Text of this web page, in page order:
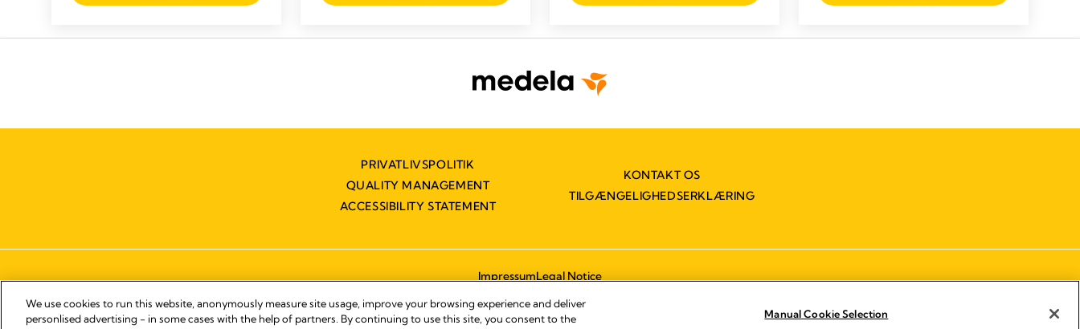
PRIVATLIVSPOLITIK
QUALITY MANAGEMENT
ACCESSIBILITY STATEMENT
KONTAKT OS
TILGÆNGELIGHEDSERKLÆRING
ImpressumLegal Notice
We use cookies to run this website, anonymously measure site usage, improve your browsing experience and deliver
personlised advertising - in some cases with the help of partners. By continuing to use this site, you consent to the
Manual Cookie Selection